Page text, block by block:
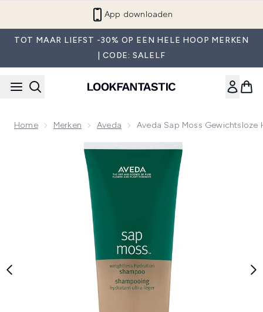
App downloaden
TOT MAAR LIEFST -30% OP EEN HELE HOOP MERKEN
| CODE: SALELF
Home Merken Aveda Aveda Sap Moss
Now showing image 1 Aveda Sap Moss Gewichtsloze